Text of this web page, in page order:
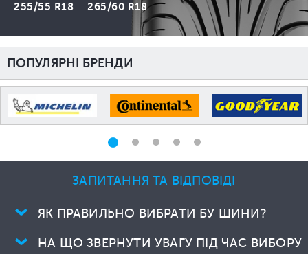
ЗАПИТАННЯ ТА ВІДПОВІДІ
ЯК ПРАВИЛЬНО ВИБРАТИ БУ ШИНИ?
НА ЩО ЗВЕРНУТИ УВАГУ ПІД ЧАС ВИБОРУ
255/55 R18
265/60 R18
ПОПУЛЯРНІ БРЕНДИ